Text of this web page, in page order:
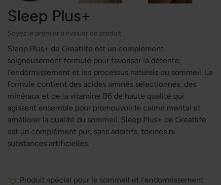
Sleep Plus+
Soyez le premier à évaluer ce produit
Sleep Plus+ de Greatlife est un complément
soigneusement formulé pour favoriser la détente,
l’endormissement et les processus naturels du sommeil. La
formule contient des acides aminés sélectionnés, des
minéraux et de la vitamine B6 de haute qualité qui
agissent ensemble pour promouvoir le calme mental et
améliorer la qualité du sommeil. Sleep Plus+ de Greatlife
est un complément pur, sans additifs, toxines ni
substances artificielles.
Produit spécial pour le sommeil et l’endormissement